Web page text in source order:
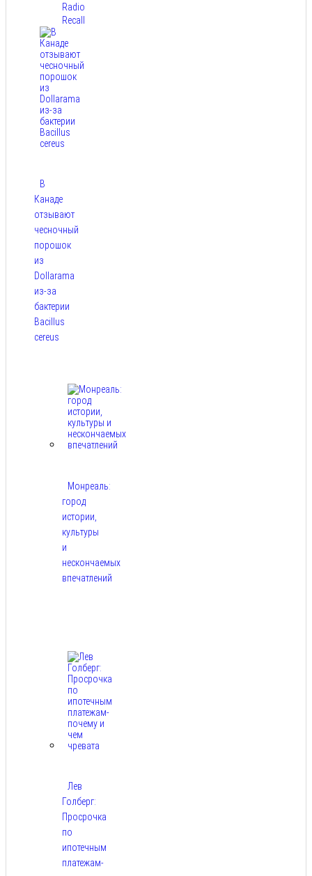
Radio
Recall
В
Канаде
отзывают
чесночный
порошок
из
Dollarama
из-за
бактерии
Bacillus
cereus
Монреаль:
город
истории,
культуры
и
нескончаемых
впечатлений
Лев
Голберг:
Просрочка
по
ипотечным
платежам-